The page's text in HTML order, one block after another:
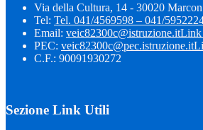
Via della Cultura, 14 - 30020
Tel: Tel. 041/4569598 – 041/
Email: veic82300c@istruzione.itLink
PEC: veic82300c@pec.istruzione.it
C.F.: 90091930272
Sezione Link Utili